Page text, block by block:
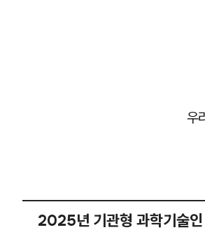
우
2025년 기관형 과학기술